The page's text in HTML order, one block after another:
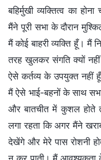
बहिर्मुखी व्यक्तित्व का
मैंने पूरी सभा के दौरान
मैं कोई बाहरी व्यक्ति हूँ। मैं
तरह खुलकर संगति क्यों
ऐसे कर्तव्य के उपयुक्त नहीं
मैं ऐसे भाई-बहनों के साथ
और बातचीत में कुशल होते
लगा रहता कि अगर मैंने
देखेंगे और मेरे पास रोशनी